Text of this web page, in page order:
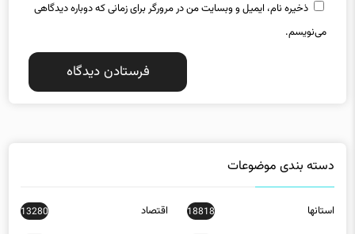
ذخیره نام، ایمیل و وبسایت من در مرورگر برای زمانی که دوباره دیدگاهی
می‌نویسم.
دسته بندی موضوعات
استانها 18818 اقتصاد 13280